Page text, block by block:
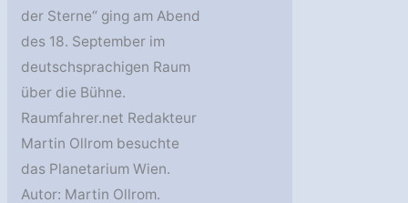
der Sterne“ ging am Abend
des 18. September im
deutschsprachigen Raum
über die Bühne.
Raumfahrer.net Redakteur
Martin Ollrom besuchte
das Planetarium Wien.
Autor: Martin Ollrom.